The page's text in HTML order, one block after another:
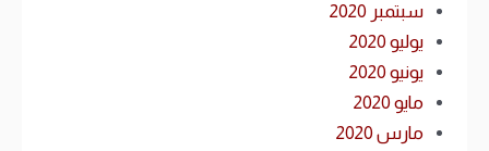
سبتمبر 2020
يوليو 2020
يونيو 2020
مايو 2020
مارس 2020